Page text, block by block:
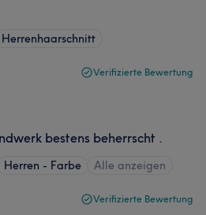
Herrenhaarschnitt
Verifizierte Bewertung
bestens beherrscht .
Herren - Farbe Alle anzeigen
Verifizierte Bewertung